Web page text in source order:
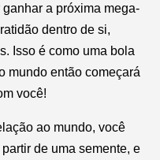
a próxima mega-
dentro de si,
Isso é como uma bola
mundo então começará
você!
ao mundo, você
de uma semente, e